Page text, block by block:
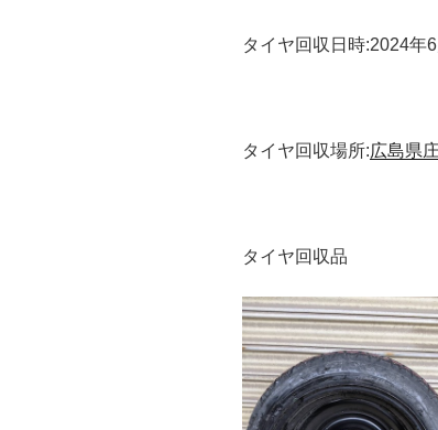
タイヤ回収日時:2024年
タイヤ回収場所:広島県
タイヤ回収品